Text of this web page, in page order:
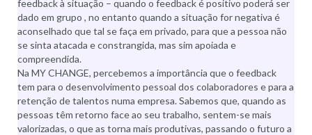
feedback à situação – quando o feedback é positivo poderá ser
dado em grupo , no entanto quando a situação for negativa é
aconselhado que tal se faça em privado, para que a pessoa não
se sinta atacada e constrangida, mas sim apoiada e
compreendida.
Na MY CHANGE, percebemos a importância que o feedback
tem para o desenvolvimento pessoal dos colaboradores e para a
retenção de talentos numa empresa. Sabemos que, quando as
pessoas têm retorno face ao seu trabalho, sentem-se mais
valorizadas, o que as torna mais produtivas, passando o futuro a